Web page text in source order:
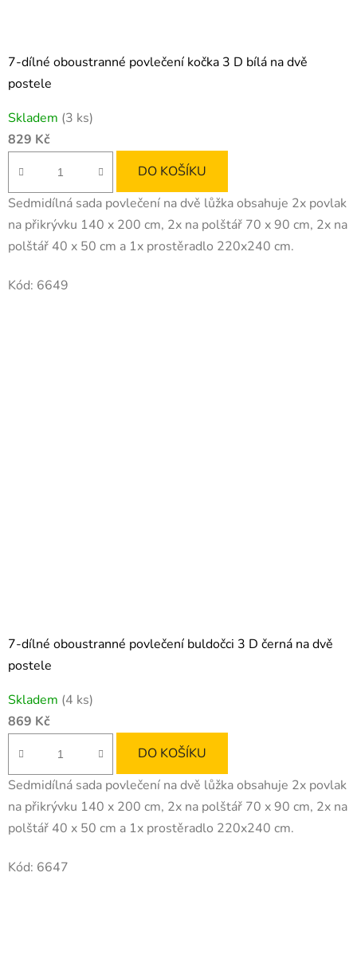
7-dílné oboustranné povlečení kočka 3 D bílá na dvě
postele
Skladem (3 ks)
829 Kč
DO KOŠÍKU
Sedmidílná sada povlečení na dvě lůžka obsahuje 2x povlak
na přikrývku 140 x 200 cm, 2x na polštář 70 x 90 cm, 2x na
polštář 40 x 50 cm a 1x prostěradlo 220x240 cm.
Kód: 6649
7-dílné oboustranné povlečení buldočci 3 D černá na dvě
postele
Skladem (4 ks)
869 Kč
DO KOŠÍKU
Sedmidílná sada povlečení na dvě lůžka obsahuje 2x povlak
na přikrývku 140 x 200 cm, 2x na polštář 70 x 90 cm, 2x na
polštář 40 x 50 cm a 1x prostěradlo 220x240 cm.
Kód: 6647